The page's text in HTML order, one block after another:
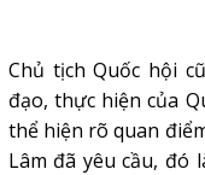
Chủ tịch Quốc hội
đạo, thực hiện của
thể hiện rõ quan
Lâm đã yêu cầu, đó